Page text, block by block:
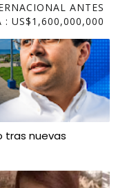
ANTES
: US$1,600,000,000
tras nuevas